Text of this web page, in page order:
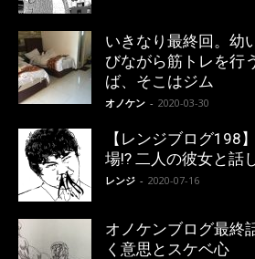
いきなり最終回。幼
びながら筋トレを行
ば、そこはジム
オノケン - 2020-03-30
【レンジブログ198
場!? 二人の彼女と話
レンジ - 2020-07-16
オノケンブログ最終
く意思とスケベ心